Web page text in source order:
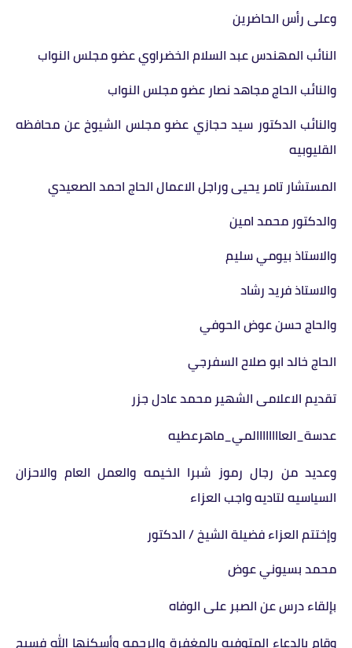
وعلى رأس الحاضرين
النائب المهندس عبد السلام الخضراوي عضو مجلس النواب
والنائب الحاج مجاهد نصار عضو مجلس النواب
والنائب الدكتور سيد حجازي عضو مجلس الشيوخ عن محافظه
القليوبيه
المستشار تامر يحيى وراجل الاعمال الحاج احمد الصعيدي
والدكتور محمد امين
والاستاذ بيومي سليم
والاستاذ فريد رشاد
والحاج حسن عوض الحوفي
الحاج خالد ابو صلاح السفرجي
تقديم الاعلامى الشهير محمد عادل جزر
عدسة_العاااااااالمي_ماهرعطيه
وعديد من رجال رموز شبرا الخيمه والعمل العام والاحزان
السياسيه لتاديه واجب العزاء
وإختتم العزاء فضيلة الشيخ / الدكتور
محمد بسيوني عوض
بإلقاء درس عن الصبر على الوفاه
وقام بالدعاء المتوفيه بالمغفرة والرحمه وأسكنها الله فسيح